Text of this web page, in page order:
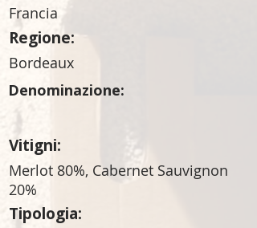
Francia
Regione:
Bordeaux
Denominazione:
Vitigni:
Merlot 80%, Cabernet Sauvignon
20%
Tipologia: